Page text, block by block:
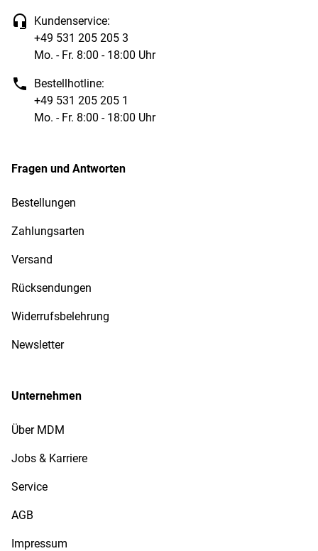
Kundenservice:
+49 531 205 205 3
Mo. - Fr. 8:00 - 18:00 Uhr
Bestellhotline:
+49 531 205 205 1
Mo. - Fr. 8:00 - 18:00 Uhr
Fragen und Antworten
Bestellungen
Zahlungsarten
Versand
Rücksendungen
Widerrufsbelehrung
Newsletter
Unternehmen
Über MDM
Jobs & Karriere
Service
AGB
Impressum